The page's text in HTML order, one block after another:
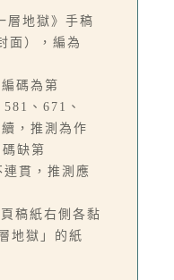
層地獄》手稿
面），編為
碼為第
、671、
，推測為作
缺第
貫，推測應
稿紙右側各黏
地獄」的紙